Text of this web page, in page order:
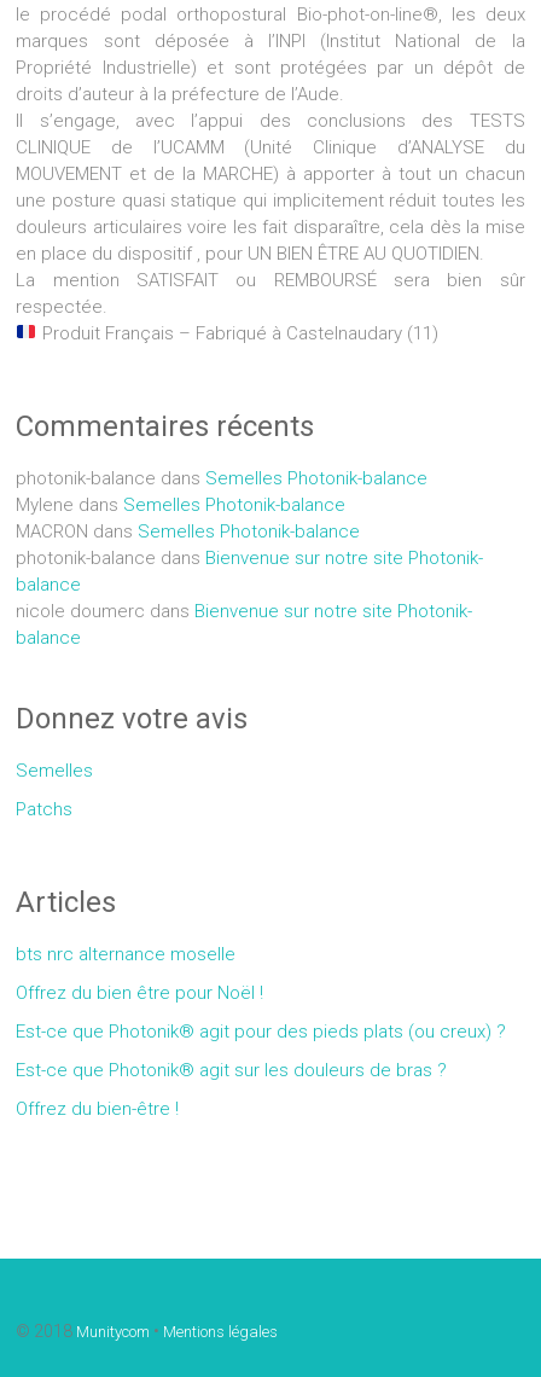
le procédé podal orthopostural Bio-phot-on-line®, les deux
marques sont déposée à l’INPI (Institut National de la
Propriété Industrielle) et sont protégées par un dépôt de
droits d’auteur à la préfecture de l’Aude.
Il s’engage, avec l’appui des conclusions des TESTS
CLINIQUE de l’UCAMM (Unité Clinique d’ANALYSE du
MOUVEMENT et de la MARCHE) à apporter à tout un chacun
une posture quasi statique qui implicitement réduit toutes les
douleurs articulaires voire les fait disparaître, cela dès la mise
en place du dispositif , pour UN BIEN ÊTRE AU QUOTIDIEN.
La mention SATISFAIT ou REMBOURSÉ sera bien sûr
respectée.
Produit Français – Fabriqué à Castelnaudary (11)
Commentaires récents
photonik-balance dans Semelles Photonik-balance
Mylene dans Semelles Photonik-balance
MACRON dans Semelles Photonik-balance
photonik-balance dans Bienvenue sur notre site Photonik-
balance
nicole doumerc dans Bienvenue sur notre site Photonik-
balance
Donnez votre avis
Semelles
Patchs
Articles
bts nrc alternance moselle
Offrez du bien être pour Noël !
Est-ce que Photonik® agit pour des pieds plats (ou creux) ?
Est-ce que Photonik® agit sur les douleurs de bras ?
Offrez du bien-être !
© 2018 Munitycom • Mentions légales